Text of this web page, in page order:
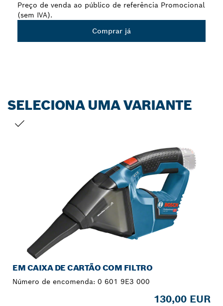
Preço de venda ao público de referência Promocional
(sem IVA).
Comprar já
SELECIONA UMA VARIANTE
EM CAIXA DE CARTÃO COM FILTRO
Número de encomenda: 0 601 9E3 000
130,00 EUR